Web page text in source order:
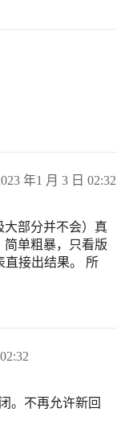
年1 月 3 日 02:32
大部分并不会）真
简单粗暴，只看版
直接出结果。 所
。不再允许新回